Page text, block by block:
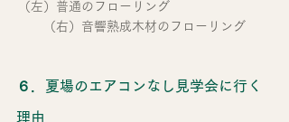
（左）普通のフローリング
（右）音響熟成木材のフローリング
６．夏場のエアコンなし見学会に行く
理由